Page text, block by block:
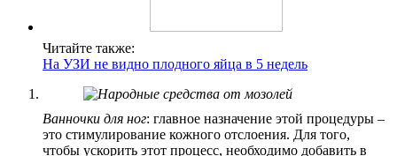
Читайте также:
На УЗИ не видно плодного яйца в 5 недель
Ванночки для ног: главное назначение этой процедуры –
это стимулирование кожного отслоения. Для того,
чтобы ускорить этот процесс, необходимо добавить в